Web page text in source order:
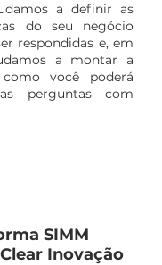
SIMM
Inovação
a definir as
do seu negócio
respondidas e, em
a montar a
você poderá
perguntas com